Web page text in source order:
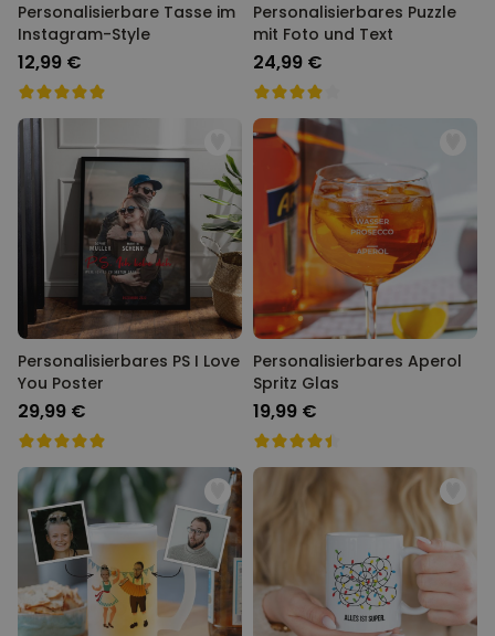
Personalisierbare Tasse im
Instagram-Style
12,99 €
Personalisierbares Puzzle
mit Foto und Text
24,99 €
Personalisierbares PS I Love
You Poster
29,99 €
Personalisierbares Aperol
Spritz Glas
19,99 €